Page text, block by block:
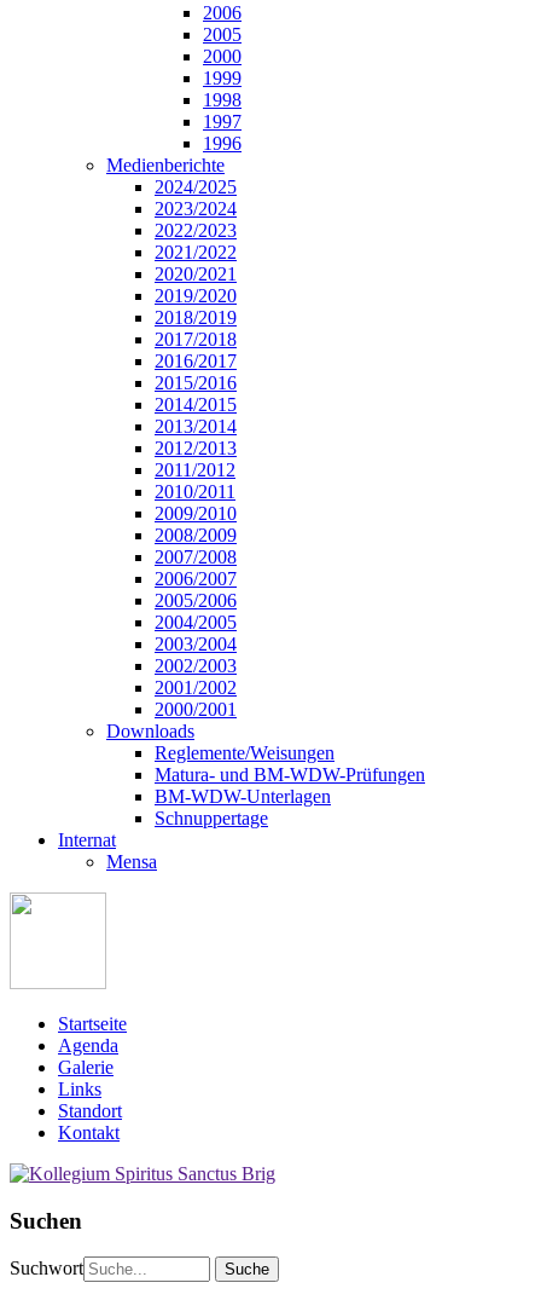
2006
2005
2000
1999
1998
1997
1996
Medienberichte
2024/2025
2023/2024
2022/2023
2021/2022
2020/2021
2019/2020
2018/2019
2017/2018
2016/2017
2015/2016
2014/2015
2013/2014
2012/2013
2011/2012
2010/2011
2009/2010
2008/2009
2007/2008
2006/2007
2005/2006
2004/2005
2003/2004
2002/2003
2001/2002
2000/2001
Downloads
Reglemente/Weisungen
Matura- und BM-WDW-Prüfungen
BM-WDW-Unterlagen
Schnuppertage
Internat
Mensa
Startseite
Agenda
Galerie
Links
Standort
Kontakt
Suchen
Suchwort